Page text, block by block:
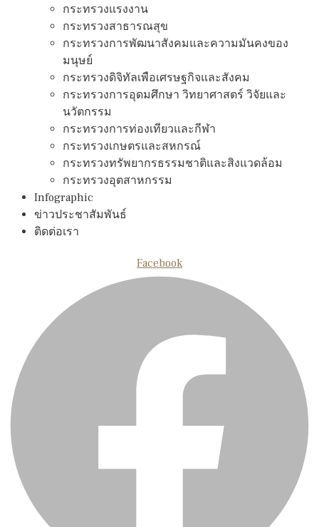
กระทรวงแรงงาน
กระทรวงสาธารณสุข
กระทรวงการพัฒนาสังคมและความมันคงของ
มนุษย์
กระทรวงดิจิทัลเพือเศรษฐกิจและสังคม
กระทรวงการอุดมศึกษา วิทยาศาสตร์ วิจัยและ
นวัตกรรม
กระทรวงการท่องเทียวและกีฬา
กระทรวงเกษตรและสหกรณ์
กระทรวงทรัพยากรธรรมชาติและสิงแวดล้อม
กระทรวงอุตสาหกรรม
Infographic
ข่าวประชาสัมพันธ์
ติดต่อเรา
Facebook